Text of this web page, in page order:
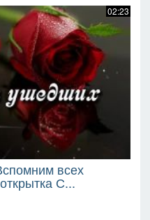
02:23
всех
С...